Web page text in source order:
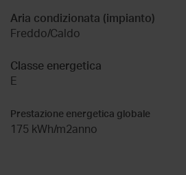
Aria condizionata (impianto)
Freddo/Caldo
Classe energetica
E
Prestazione energetica globale
175 kWh/m2anno